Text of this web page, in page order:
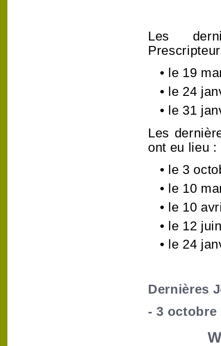
Les
•
le 19
•
le 24
•
le 31
Les
ont eu lieu :
•
le 3
•
le 10
•
le 10
• le 12
•
le 24
Dernières
- 3 octobre